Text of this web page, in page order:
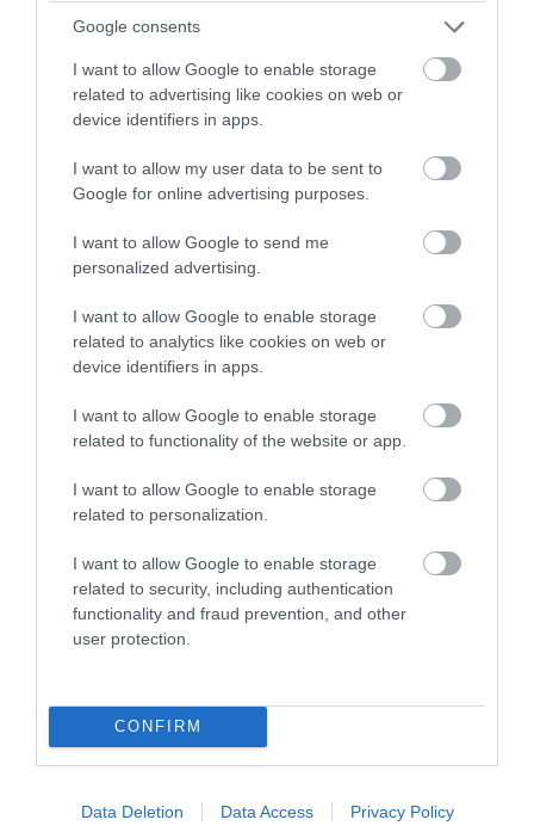
Google consents
I want to allow Google to enable storage
related to advertising like cookies on web or
device identifiers in apps.
I want to allow my user data to be sent to
Google for online advertising purposes.
I want to allow Google to send me
personalized advertising.
I want to allow Google to enable storage
related to analytics like cookies on web or
device identifiers in apps.
I want to allow Google to enable storage
related to functionality of the website or app.
I want to allow Google to enable storage
related to personalization.
I want to allow Google to enable storage
related to security, including authentication
functionality and fraud prevention, and other
user protection.
CONFIRM
Data Deletion Data Access Privacy Policy
PRONEWS.GR /ΔΙΕΘΝΗΣ ΑΣΦΑΛΕΙΑ
Έκρηξη σε παγιδευμένο λεωφορείο
κοντά στη Δαμασκό – Αναφορές για
νεκρούς και τραυματίες (βίντεο)
06.08.2026 | 20:57
PRONEWS.GR /ΔΙΕΘΝΗΣ ΑΣΦΑΛΕΙΑ
Το Ιράν φέρνει μπλόκο και πρόστιμα στα
Στενά του Ορμούζ για «εχθρικά» πλοία –
Συν 20% στα φορτία